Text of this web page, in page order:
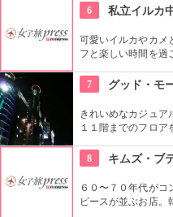
きます。日本語ス
ます。
6 私立イルカ
可愛いイルカやカメ
フと楽しい時間を過
やフラなどの“授業”
出になりそうですね。
7 グッド・モ
きれいめなカジュア
１１階までのフロア
はフードコートに
Good！９階から１
での映画も楽しめま
8 キムズ・ブ
６０〜７０年代がコ
ピースが並ぶお店。